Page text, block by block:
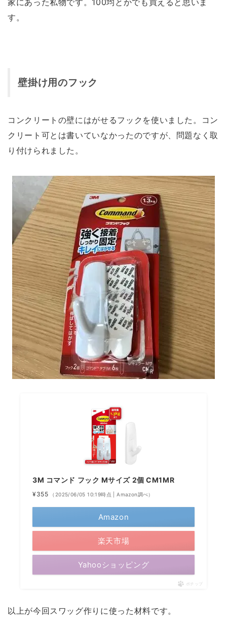
家にあった私物です。100均とかでも買えると思いま
す。
壁掛け用のフック
コンクリートの壁にはがせるフックを使いました。コン
クリート可とは書いていなかったのですが、問題なく取
り付けられました。
3M コマンド フック Mサイズ 2個 CM1MR
¥355 （2025/06/05 10:19時点 | Amazon調べ）
Amazon
楽天市場
Yahooショッピング
ポチップ
以上が今回スワッグ作りに使った材料です。